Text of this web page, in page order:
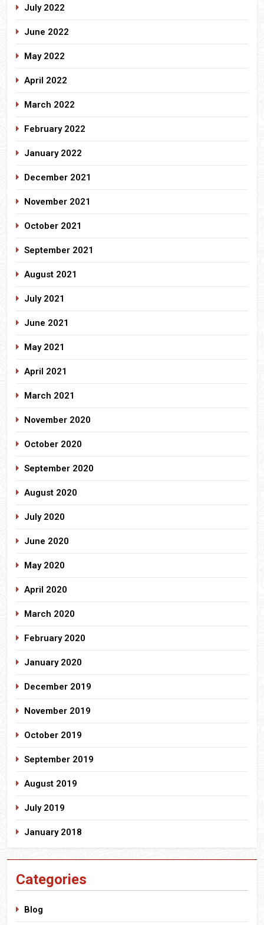
July 2022
June 2022
May 2022
April 2022
March 2022
February 2022
January 2022
December 2021
November 2021
October 2021
September 2021
August 2021
July 2021
June 2021
May 2021
April 2021
March 2021
November 2020
October 2020
September 2020
August 2020
July 2020
June 2020
May 2020
April 2020
March 2020
February 2020
January 2020
December 2019
November 2019
October 2019
September 2019
August 2019
July 2019
January 2018
Categories
Blog